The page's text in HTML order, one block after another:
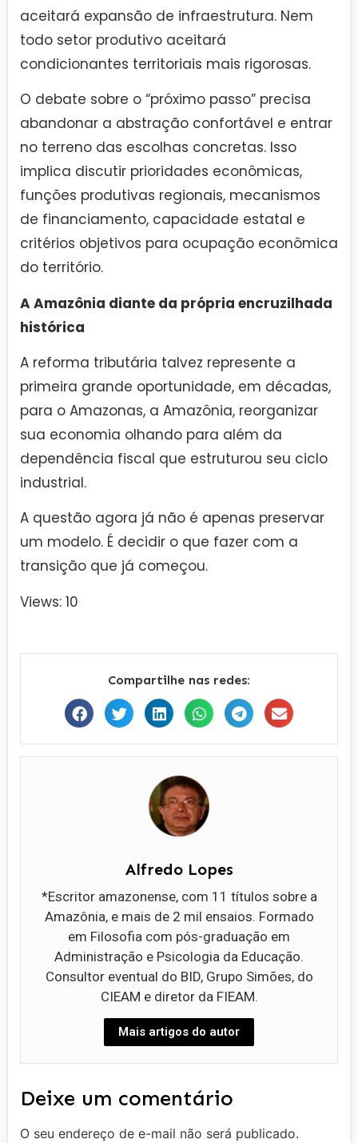
aceitará expansão de infraestrutura. Nem
todo setor produtivo aceitará
condicionantes territoriais mais rigorosas.
O debate sobre o “próximo passo” precisa
abandonar a abstração confortável e entrar
no terreno das escolhas concretas. Isso
implica discutir prioridades econômicas,
funções produtivas regionais, mecanismos
de financiamento, capacidade estatal e
critérios objetivos para ocupação econômica
do território.
A Amazônia diante da própria encruzilhada
histórica
A reforma tributária talvez represente a
primeira grande oportunidade, em décadas,
para o Amazonas, a Amazônia, reorganizar
sua economia olhando para além da
dependência fiscal que estruturou seu ciclo
industrial.
A questão agora já não é apenas preservar
um modelo. É decidir o que fazer com a
transição que já começou.
Views: 10
Compartilhe nas redes:
Alfredo Lopes
*Escritor amazonense, com 11 títulos sobre a
Amazônia, e mais de 2 mil ensaios. Formado
em Filosofia com pós-graduação em
Administração e Psicologia da Educação.
Consultor eventual do BID, Grupo Simões, do
CIEAM e diretor da FIEAM.
Mais artigos do autor
Deixe um comentário
O seu endereço de e-mail não será publicado.